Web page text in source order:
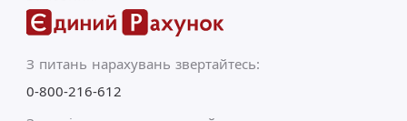
З питань нарахувань звертайтесь:
0-800-216-612